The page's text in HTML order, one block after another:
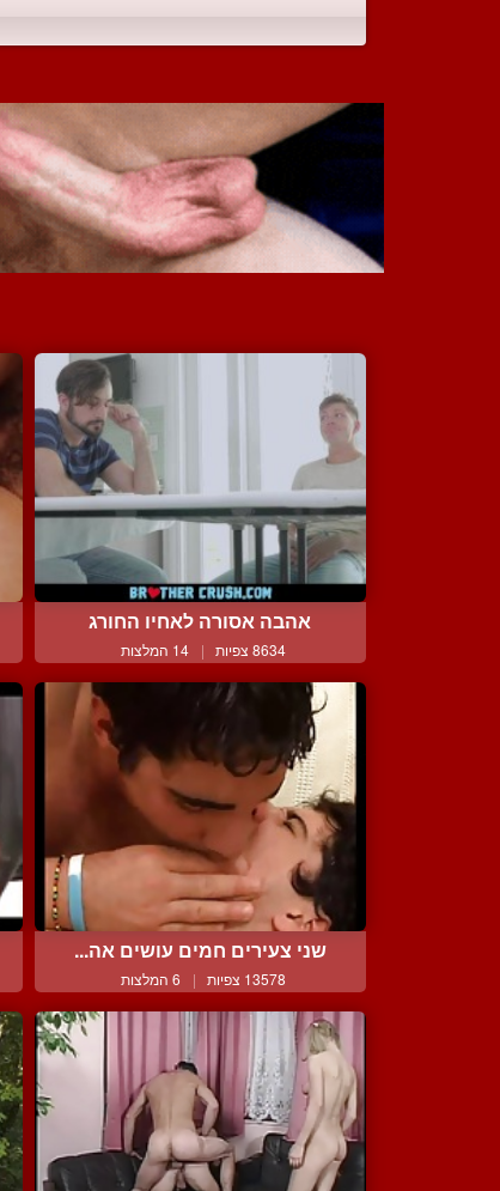
אהבה אסורה לאחיו החורג
8634 צפיות | 14 המלצות
שני צעירים חמים עושים אה...
13578 צפיות | 6 המלצות